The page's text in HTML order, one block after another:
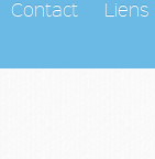
Contact Liens